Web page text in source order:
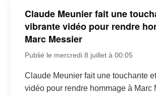
Claude Meunier fait une
vibrante vidéo pour rendre
Marc Messier
Publié le mercredi 8 juillet à 00:05
Claude Meunier fait une touchante
vidéo pour rendre hommage à Marc